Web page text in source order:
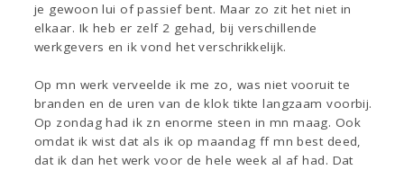
je gewoon lui of passief bent. Maar zo zit het niet in
elkaar. Ik heb er zelf 2 gehad, bij verschillende
werkgevers en ik vond het verschrikkelijk.
Op mn werk verveelde ik me zo, was niet vooruit te
branden en de uren van de klok tikte langzaam voorbij.
Op zondag had ik zn enorme steen in mn maag. Ook
omdat ik wist dat als ik op maandag ff mn best deed,
dat ik dan het werk voor de hele week al af had. Dat